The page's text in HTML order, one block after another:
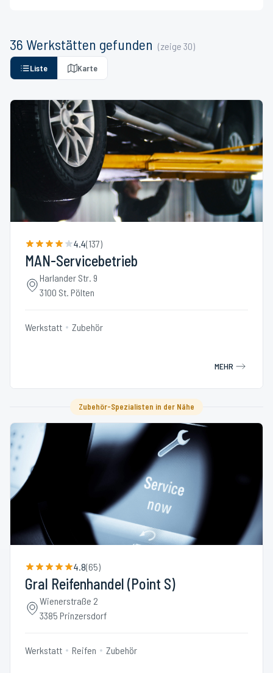
36 Werkstätten gefunden (zeige 30)
Liste Karte
4.4(137)
MAN-Servicebetrieb
Harlander Str. 9
3100 St. Pölten
Werkstatt Zubehör
MEHR
Zubehör-Spezialisten in der Nähe
4.8(65)
Gral Reifenhandel (Point S)
Wienerstraße 2
3385 Prinzersdorf
Werkstatt Reifen Zubehör